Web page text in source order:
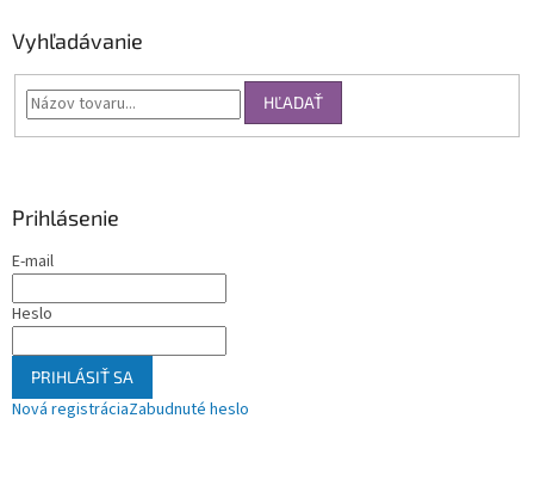
Vyhľadávanie
HĽADAŤ
Prihlásenie
E-mail
Heslo
PRIHLÁSIŤ SA
Nová registráciaZabudnuté heslo